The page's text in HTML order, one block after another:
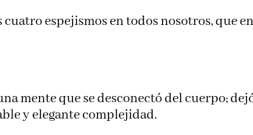
espejismos en todos nosotros,
mente que se desconectó del cuerpo;
y elegante complejidad.